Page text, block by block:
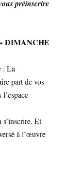
préinscrire
DIMANCHE
: La
part de vos
Et
à l’œuvre